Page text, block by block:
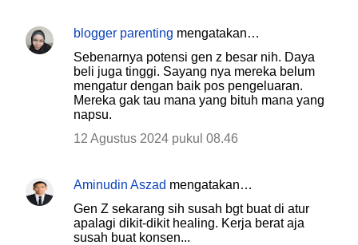
a
r
blogger parenting mengatakan…
Sebenarnya potensi gen z besar nih. Daya
beli juga tinggi. Sayang nya mereka belum
mengatur dengan baik pos pengeluaran.
Mereka gak tau mana yang bituh mana yang
napsu.
12 Agustus 2024 pukul 08.46
Aminudin Aszad mengatakan…
Gen Z sekarang sih susah bgt buat di atur
apalagi dikit-dikit healing. Kerja berat aja
susah buat konsen...